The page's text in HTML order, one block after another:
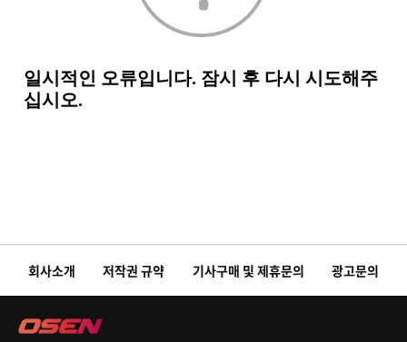
회사소개 저작권 규약 기사구매 및 제휴문의 광고문의